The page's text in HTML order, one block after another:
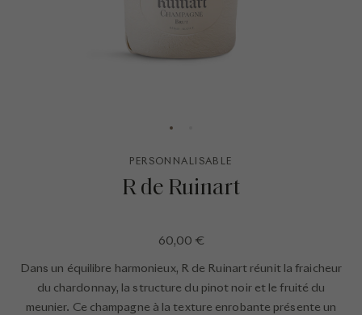
PERSONNALISABLE
R de Ruinart
60,00 €
Dans un équilibre harmonieux, R de Ruinart réunit la fraicheur
du chardonnay, la structure du pinot noir et le fruité du
meunier. Ce champagne à la texture enrobante présente un